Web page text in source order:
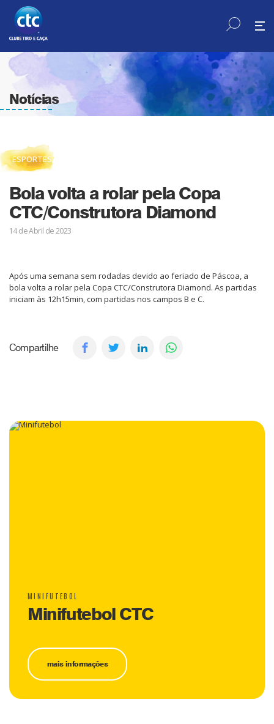
Notícias
ESPORTES
Bola volta a rolar pela Copa
CTC/Construtora Diamond
14 de Abril de 2023
Após uma semana sem rodadas devido ao feriado de Páscoa, a
bola volta a rolar pela Copa CTC/Construtora Diamond. As partidas
iniciam às 12h15min, com partidas nos campos B e C.
Compartilhe
MINIFUTEBOL
Minifutebol CTC
mais informações